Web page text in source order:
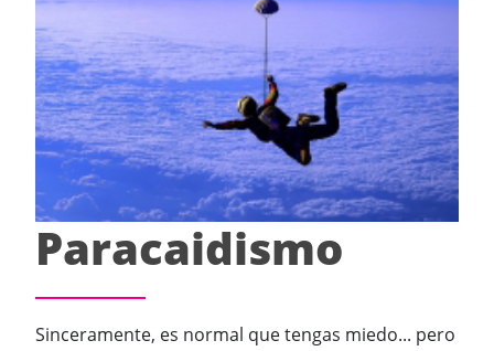
Paracaidismo
Sinceramente, es normal que tengas miedo... pero